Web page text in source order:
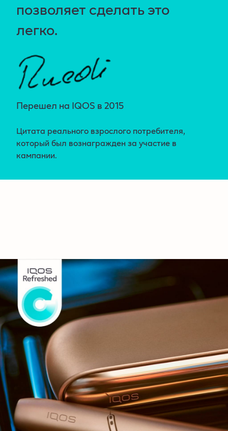
позволяет сделать это
легко.
Перешел на IQOS в 2015
Цитата реального взрослого потребителя,
который был вознагражден за участие в
кампании.